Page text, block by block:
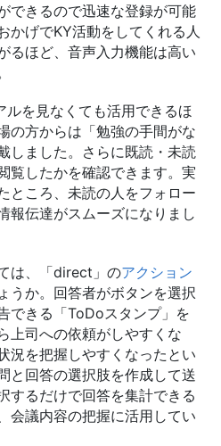
できるので迅速な登録が可能
かげでKY活動をしてくれる人
るほど、音声入力機能は高い
を見なくても活用できるほ
の方からは「勉強の手間がな
しました。さらに既読・未読
覧したかを確認できます。実
ところ、未読の人をフォロー
報伝達がスムーズになりまし
は、「direct」のアクション
うか。回答者がボタンを選択
できる「ToDoスタンプ」を
上司への依頼がしやすくな
況を把握しやすくなったとい
と回答の選択肢を作成して送
するだけで回答を集計できる
会議内容の把握に活用してい